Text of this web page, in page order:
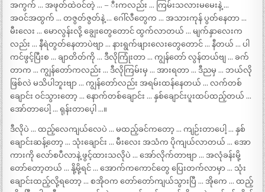
အကွက် … အဖုတ်ထဲဝင်တဲ့ … – ီးကလည်း … ကြမ်းသလားမမေးနဲ့ …
အဝင်အထွက် … တဇွတ်ဇွတ်နဲ့ … ဂေါ်လီတွေက … အသားကုန် ပွတ်နေတာ …
မီးလေး … မောလွန်းလို့ ချွေးတွေတောင် ထွက်လာတယ် … မျက်နှာလေးက
လည်း … နီရဲတွတ်နေတာပဲဗျာ … နားရွက်ဖျားလေးတွေတောင် … နီတယ် … ပါ
ကင်ဖွင့်ပြီးစ … ချာတိတ်ကို … ဒီလိုကြုံးတာ … ကျွန်တော် လွန်တယ်ဗျ … ခက်
တာက … ကျွန်တော်ကလည်း … ဒီလိုကြမ်းမှ … အားရတာ … ဒီညမှ … ဘယ်လို
ဖြစ်လဲ မသိပါဘူးဗျာ … ကျွန်တော်လည်း အရမ်းထန်နေတယ် … လက်တစ်
ချောင်း ဝင်သွားတော့ … နောက်တစ်ချောင်း … နှစ်ချောင်းပူးထပ်ထည့်တယ် …
အော်တာပေါ့ … ရုန်းတာပေ့ါ …။
ဒီလိုပဲ … ထည့်လေကျယ်လေပဲ … မထည့်ခင်ကတော့ … ကျဉ်းတာပေါ့ … နှစ်
ချောင်းဆန့်တော့ … သုံးချောင်း … မီးလေး အသံက ပိုကျယ်လာတယ် … အော
ကားကို လော်စပီလာနဲ့ ဖွင့်ထားသလိုပဲ … အော်လိုက်တာဗျာ … အလုံခန်းမို့
တော်တော့တယ် … နို့မို့ရင် … အောက်ကကောင်တွေ ပြေးတက်လာမှာ … သုံး
ချောင်းထည့်လို့ရတော့ … စအိုဝက တော်တော်ကျယ်သွားပြီ … အိုကေ … ထည့်